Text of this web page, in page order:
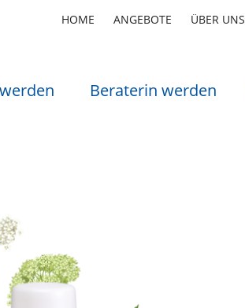
HOME ANGEBOTE ÜBER UNS
Beraterin werden